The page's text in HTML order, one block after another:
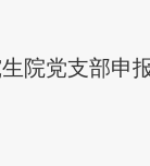
院党支部申